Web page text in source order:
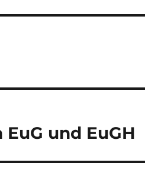
und EuGH